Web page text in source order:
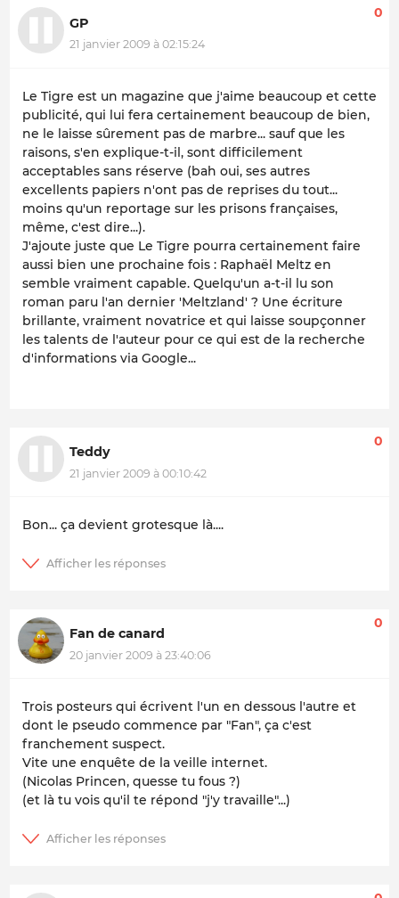
GP
21 janvier 2009 à 02:15:24
0
Le Tigre est un magazine que j'aime beaucoup et cette
publicité, qui lui fera certainement beaucoup de bien,
ne le laisse sûrement pas de marbre... sauf que les
raisons, s'en explique-t-il, sont difficilement
acceptables sans réserve (bah oui, ses autres
excellents papiers n'ont pas de reprises du tout...
moins qu'un reportage sur les prisons françaises,
même, c'est dire...).
J'ajoute juste que Le Tigre pourra certainement faire
aussi bien une prochaine fois : Raphaël Meltz en
semble vraiment capable. Quelqu'un a-t-il lu son
roman paru l'an dernier 'Meltzland' ? Une écriture
brillante, vraiment novatrice et qui laisse soupçonner
les talents de l'auteur pour ce qui est de la recherche
d'informations via Google...
Teddy
21 janvier 2009 à 00:10:42
0
Bon... ça devient grotesque là....
Fan de canard
20 janvier 2009 à 23:40:06
0
Trois posteurs qui écrivent l'un en dessous l'autre et
dont le pseudo commence par "Fan", ça c'est
franchement suspect.
Vite une enquête de la veille internet.
(Nicolas Princen, quesse tu fous ?)
(et là tu vois qu'il te répond "j'y travaille"...)